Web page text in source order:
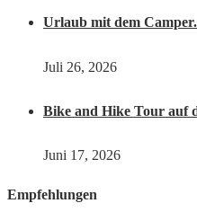
Urlaub mit dem
Juli 26, 2026
Bike and Hike Tour auf
Juni 17, 2026
Empfehlungen